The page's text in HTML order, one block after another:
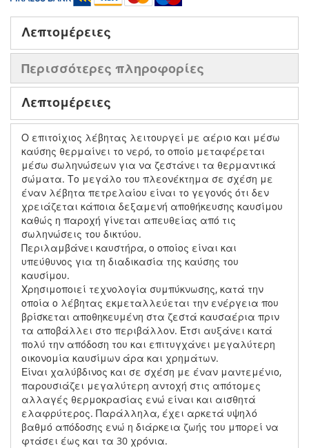
Λεπτομέρειες
Περισσότερες πληροφορίες
Λεπτομέρειες
Ο επιτοίχιος λέβητας λειτουργεί με αέριο και μέσω
καύσης θερμαίνει το νερό, το οποίο μεταφέρεται
μέσω σωληνώσεων για να ζεστάνει τα θερμαντικά
σώματα. Το μεγάλο του πλεονέκτημα σε σχέση με
έναν λέβητα πετρελαίου είναι το γεγονός ότι δεν
χρειάζεται κάποια δεξαμενή αποθήκευσης καυσίμου
καθώς η παροχή γίνεται απευθείας από τις
σωληνώσεις του δικτύου.
Περιλαμβάνει καυστήρα, ο οποίος είναι και
υπεύθυνος για τη διαδικασία της καύσης του
καυσίμου.
Χρησιμοποιεί τεχνολογία συμπύκνωσης, κατά την
οποία ο λέβητας εκμεταλλεύεται την ενέργεια που
βρίσκεται αποθηκευμένη στα ζεστά καυσαέρια πριν
τα αποβάλλει στο περιβάλλον. Έτσι αυξάνει κατά
πολύ την απόδοση του και επιτυγχάνει μεγαλύτερη
οικονομία καυσίμων άρα και χρημάτων.
Είναι χαλύβδινος και σε σχέση με έναν μαντεμένιο,
παρουσιάζει μεγαλύτερη αντοχή στις απότομες
αλλαγές θερμοκρασίας ενώ είναι και αισθητά
ελαφρύτερος. Παράλληλα, έχει αρκετά υψηλό
βαθμό απόδοσης ενώ η διάρκεια ζωής του μπορεί να
φτάσει έως και τα 30 χρόνια.